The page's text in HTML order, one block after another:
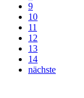
9
10
11
12
13
14
nächste